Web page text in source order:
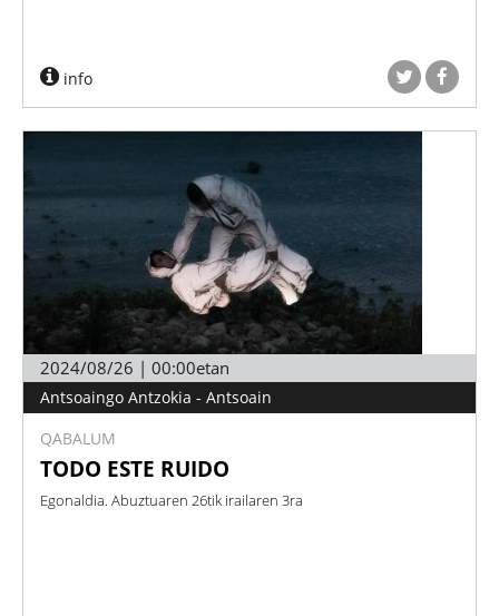
info
2024/08/26 | 00:00etan
Antsoaingo Antzokia - Antsoain
QABALUM
TODO ESTE RUIDO
Egonaldia. Abuztuaren 26tik irailaren 3ra